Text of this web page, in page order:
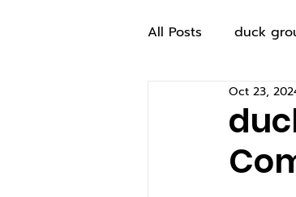
All Posts duck
Oct 23,